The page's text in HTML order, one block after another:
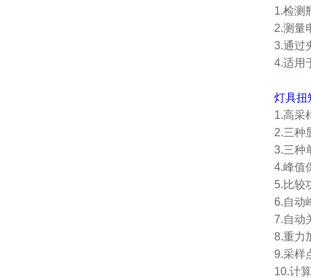
1.检测
2.测量
3.通过
4.适用
灯具扭
1.高采
2.三种
3.三种
4.峰值
5.比较
6.自动
7.自动
8.重力
9.采样
10.计